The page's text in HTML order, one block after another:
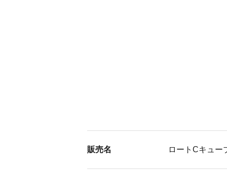
販売名 ロートCキュー